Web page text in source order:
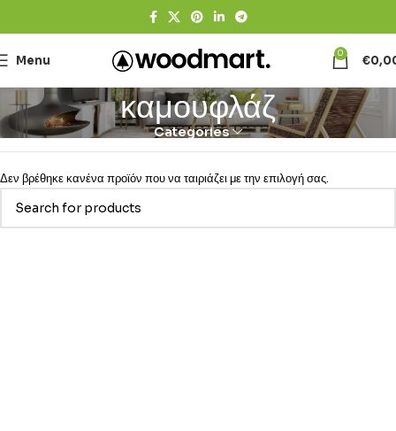
Menu 0 €
καμουφλάζ
Categories
Δεν βρέθηκε κανένα προϊόν που να ταιριάζει με την επιλογή σας.